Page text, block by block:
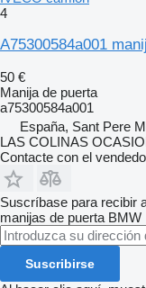
4
A75300584a001
50 €
Manija de puerta
a75300584a001
España, Sant Pere
LAS COLINAS
Contacte con el
Suscríbase para recibir
manijas de puerta BMW
Suscribirse